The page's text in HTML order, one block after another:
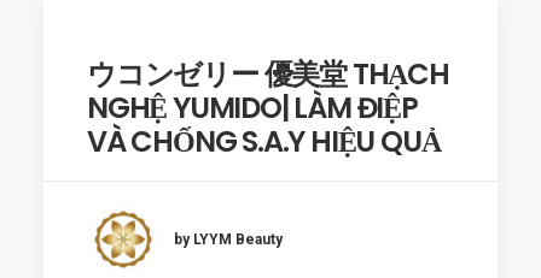
ウコンゼリー 優美堂 THẠCH
NGHỆ YUMIDO| LÀM ĐIỆP
VÀ CHỐNG S.A.Y HIỆU QUẢ
by LYYM Beauty